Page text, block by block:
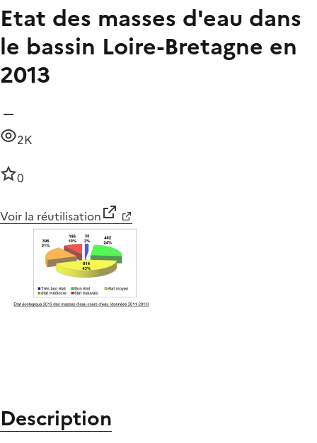
Etat des masses d'eau dans
le bassin Loire-Bretagne en
2013
2K
0
Voir la réutilisation
Description